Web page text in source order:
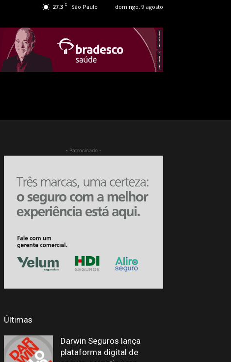
27.3 C São Paulo domingo, 9 agosto
- Patrocinado -
Últimas
Darwin Seguros lança
plataforma digital de